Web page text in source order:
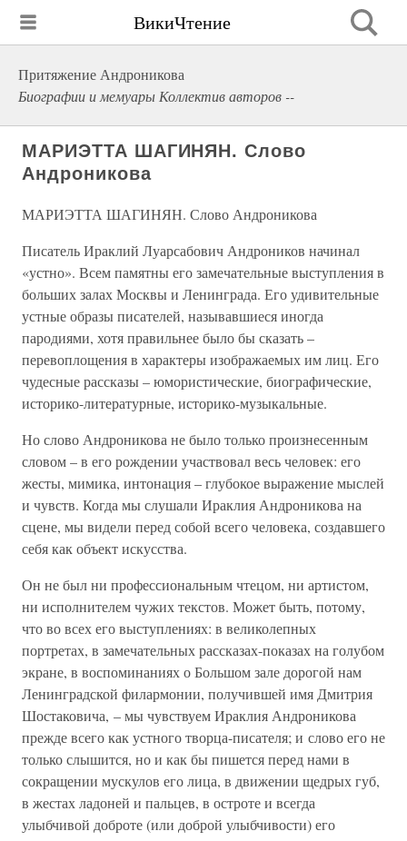
ВикиЧтение
Притяжение Андроникова
Биографии и мемуары Коллектив авторов --
МАРИЭТТА ШАГИНЯН. Слово
Андроникова
МАРИЭТТА ШАГИНЯН. Слово Андроникова
Писатель Ираклий Луарсабович Андроников начинал
«устно». Всем памятны его замечательные выступления в
больших залах Москвы и Ленинграда. Его удивительные
устные образы писателей, называвшиеся иногда
пародиями, хотя правильнее было бы сказать –
перевоплощения в характеры изображаемых им лиц. Его
чудесные рассказы – юмористические, биографические,
историко-литературные, историко-музыкальные.
Но слово Андроникова не было только произнесенным
словом – в его рождении участвовал весь человек: его
жесты, мимика, интонация – глубокое выражение мыслей
и чувств. Когда мы слушали Ираклия Андроникова на
сцене, мы видели перед собой всего человека, создавшего
себя как объект искусства.
Он не был ни профессиональным чтецом, ни артистом,
ни исполнителем чужих текстов. Может быть, потому,
что во всех его выступлениях: в великолепных
портретах, в замечательных рассказах-показах на голубом
экране, в воспоминаниях о Большом зале дорогой нам
Ленинградской филармонии, получившей имя Дмитрия
Шостаковича, – мы чувствуем Ираклия Андроникова
прежде всего как устного творца-писателя; и слово его не
только слышится, но и как бы пишется перед нами в
сокращении мускулов его лица, в движении щедрых губ,
в жестах ладоней и пальцев, в остроте и всегда
улыбчивой доброте (или доброй улыбчивости) его